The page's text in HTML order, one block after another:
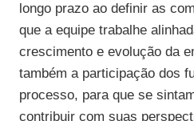
longo prazo ao definir as
que a equipe trabalhe
crescimento e evolução da
também a participação dos
processo, para que se
contribuir com suas